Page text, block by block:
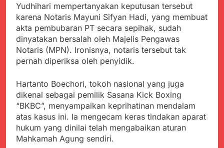
Yudhihari mempertanyakan keputusan tersebut
karena Notaris Mayuni Sifyan Hadi, yang membuat
akta pembubaran PT secara sepihak, sudah
dinyatakan bersalah oleh Majelis Pengawas
Notaris (MPN). Ironisnya, notaris tersebut tak
pernah diperiksa oleh penyidik.
Hartanto Boechori, tokoh nasional yang juga
dikenal sebagai pemilik Sasana Kick Boxing
“BKBC”, menyampaikan keprihatinan mendalam
atas kasus ini. Ia mengecam keras tindakan aparat
hukum yang dinilai telah mengabaikan aturan
Mahkamah Agung sendiri.